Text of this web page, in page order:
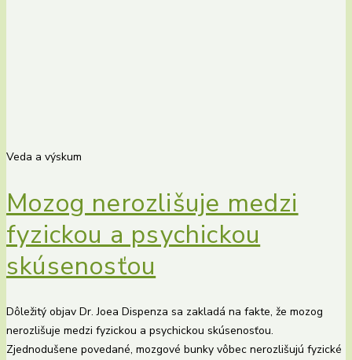
Veda a výskum
Mozog nerozlišuje medzi
fyzickou a psychickou
skúsenosťou
Dôležitý objav Dr. Joea Dispenza sa zakladá na fakte, že mozog
nerozlišuje medzi fyzickou a psychickou skúsenosťou.
Zjednodušene povedané, mozgové bunky vôbec nerozlišujú fyzické